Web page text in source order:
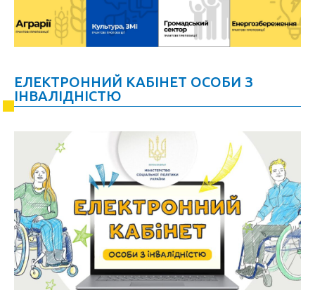
ЕЛЕКТРОННИЙ КАБІНЕТ ОСОБИ З
ІНВАЛІДНІСТЮ